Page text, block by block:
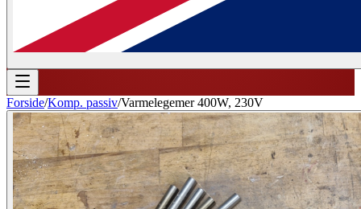
Forside/Komp. passiv/Varmelegemer 400W, 230V